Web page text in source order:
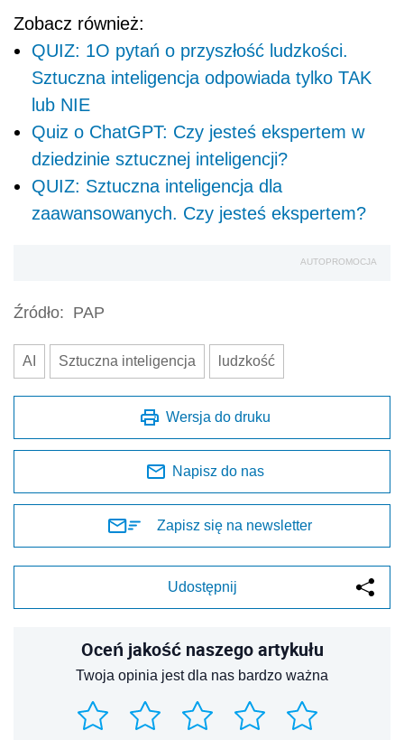
Zobacz również:
QUIZ: 1O pytań o przyszłość ludzkości.
Sztuczna inteligencja odpowiada tylko TAK
lub NIE
Quiz o ChatGPT: Czy jesteś ekspertem w
dziedzinie sztucznej inteligencji?
QUIZ: Sztuczna inteligencja dla
zaawansowanych. Czy jesteś ekspertem?
AUTOPROMOCJA
Źródło: PAP
AI Sztuczna inteligencja ludzkość
Wersja do druku
Napisz do nas
Zapisz się na newsletter
Udostępnij
Oceń jakość naszego artykułu
Twoja opinia jest dla nas bardzo ważna